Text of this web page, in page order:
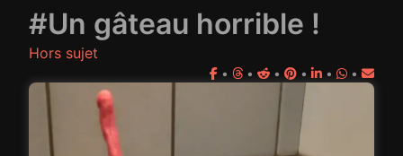
#Un gâteau horrible !
Hors sujet
• • • • • •